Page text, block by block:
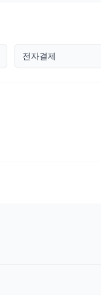
전자결제